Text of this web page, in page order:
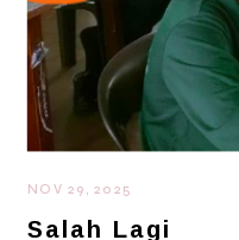
NOV 29, 2025
Salah Lagi